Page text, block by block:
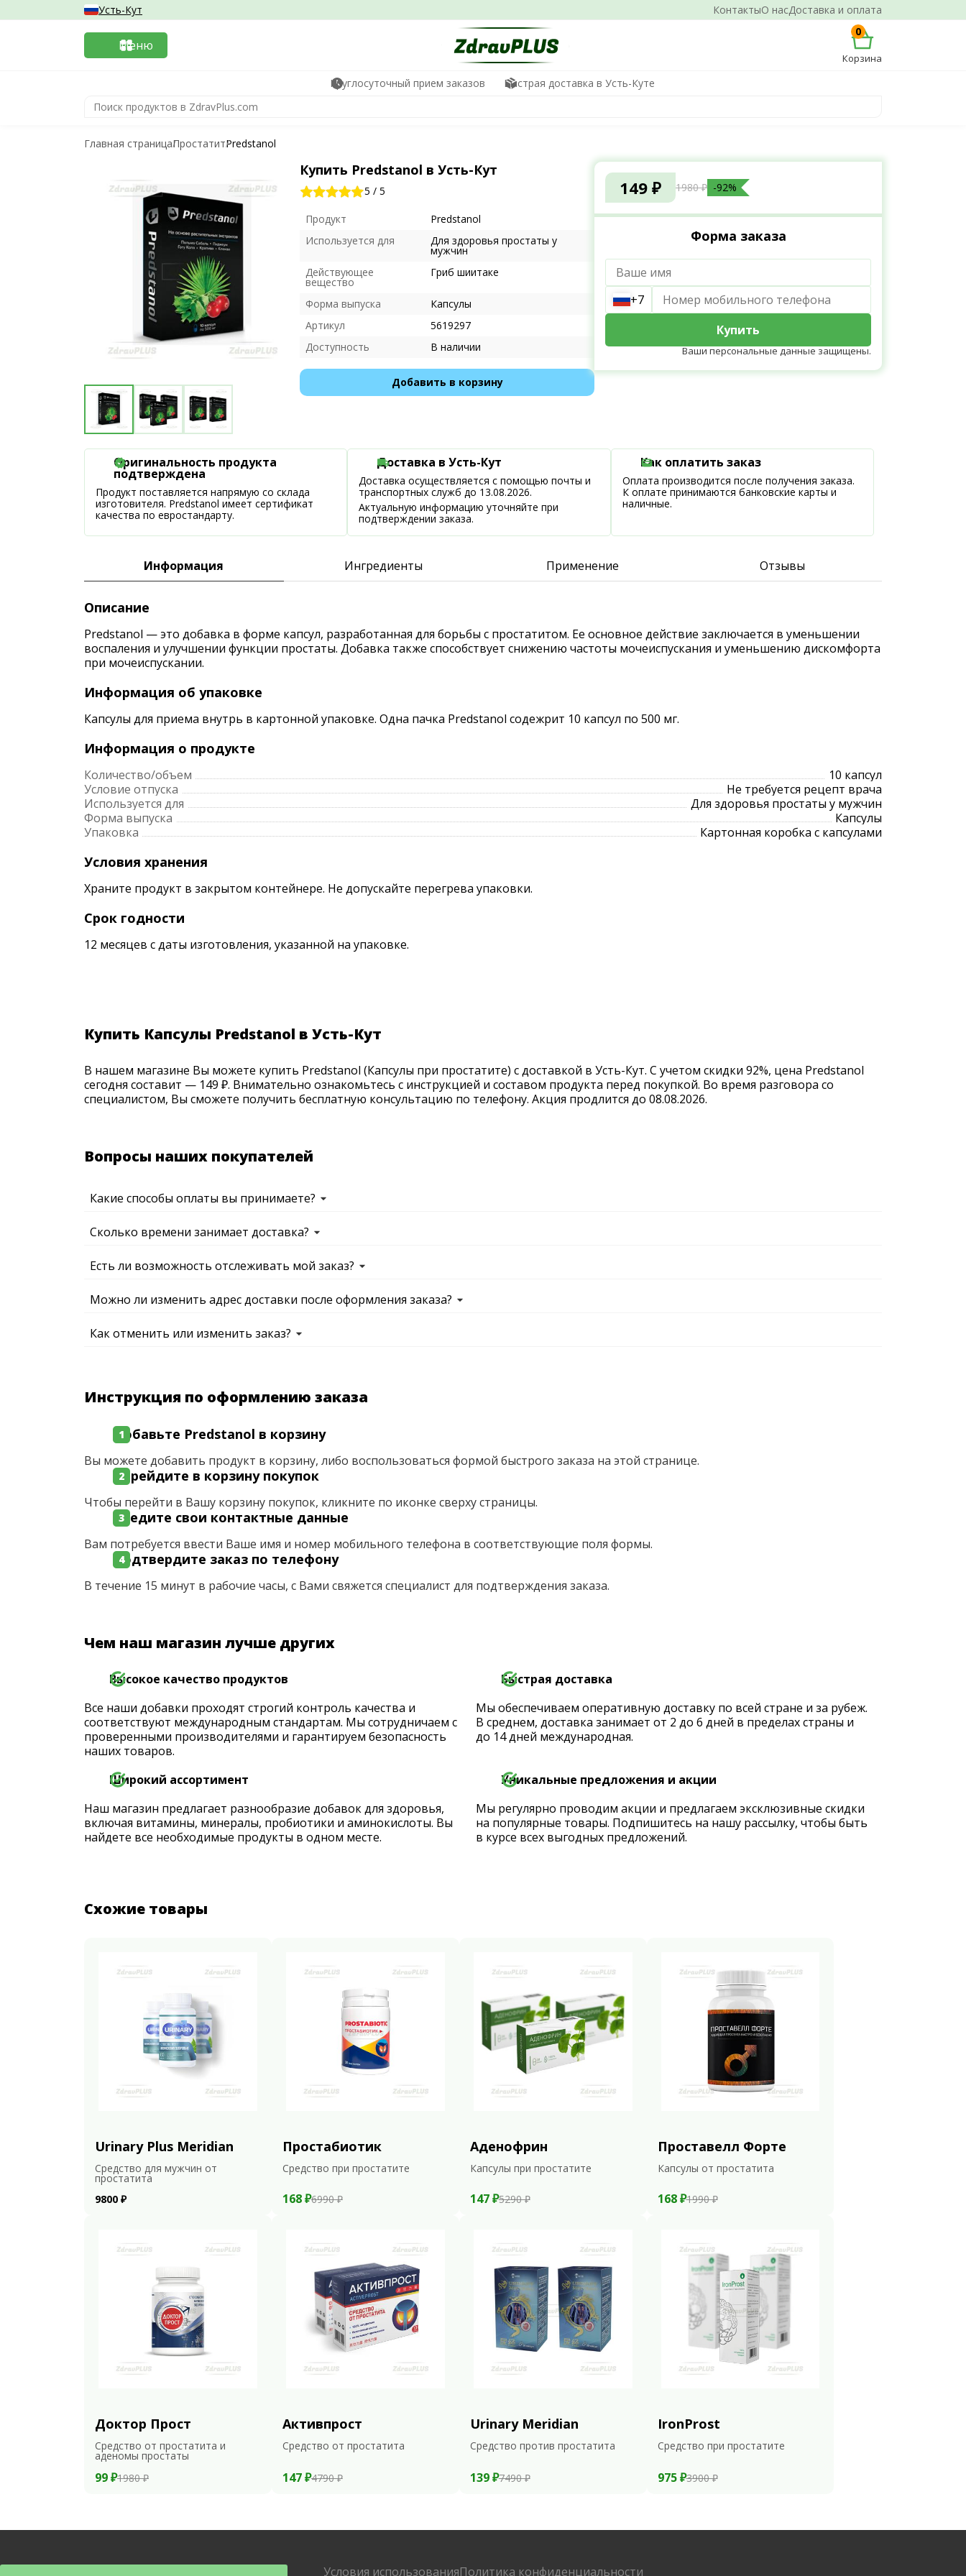
КонтактыО насДоставка и оплата
Усть-Кут
Меню
0
Корзина
Круглосуточный прием заказов Быстрая доставка в Усть-Куте
Главная страницаПростатитPredstanol
Купить Predstanol в Усть-Кут
5 / 5
Продукт
Predstanol
Используется для
Для здоровья простаты у
мужчин
Действующее
вещество
Гриб шиитаке
Форма выпуска
Капсулы
Артикул
5619297
Доступность
В наличии
Добавить в корзину
149 ₽ 1980 ₽ -92%
Форма заказа
+7
Купить
Ваши персональные данные защищены.
Оригинальность продукта
подтверждена
Продукт поставляется напрямую со склада
изготовителя. Predstanol имеет сертификат
качества по евростандарту.
Доставка в Усть-Кут
Доставка осуществляется с помощью почты и
транспортных служб до 13.08.2026.
Актуальную информацию уточняйте при
подтверждении заказа.
Как оплатить заказ
Оплата производится после получения заказа.
К оплате принимаются банковские карты и
наличные.
Информация Ингредиенты Применение Отзывы
Описание
Predstanol — это добавка в форме капсул, разработанная для борьбы с простатитом. Ее основное действие заключается в уменьшении
воспаления и улучшении функции простаты. Добавка также способствует снижению частоты мочеиспускания и уменьшению дискомфорта
при мочеиспускании.
Информация об упаковке
Капсулы для приема внутрь в картонной упаковке. Одна пачка Predstanol содежрит 10 капсул по 500 мг.
Информация о продукте
Количество/объем
10 капсул
Условие отпуска
Не требуется рецепт врача
Используется для
Для здоровья простаты у мужчин
Форма выпуска
Капсулы
Упаковка
Картонная коробка с капсулами
Условия хранения
Храните продукт в закрытом контейнере. Не допускайте перегрева упаковки.
Срок годности
12 месяцев с даты изготовления, указанной на упаковке.
Купить Капсулы Predstanol в Усть-Кут
В нашем магазине Вы можете купить Predstanol (Капсулы при простатите) с доставкой в Усть-Кут. С учетом скидки 92%, цена Predstanol
сегодня составит — 149 ₽. Внимательно ознакомьтесь с инструкцией и составом продукта перед покупкой. Во время разговора со
специалистом, Вы сможете получить бесплатную консультацию по телефону. Акция продлится до 08.08.2026.
Вопросы наших покупателей
Какие способы оплаты вы принимаете?
Сколько времени занимает доставка?
Есть ли возможность отслеживать мой заказ?
Можно ли изменить адрес доставки после оформления заказа?
Как отменить или изменить заказ?
Инструкция по оформлению заказа
Добавьте Predstanol в корзину
Вы можете добавить продукт в корзину, либо воспользоваться формой быстрого заказа на этой странице.
Перейдите в корзину покупок
Чтобы перейти в Вашу корзину покупок, кликните по иконке сверху страницы.
Введите свои контактные данные
Вам потребуется ввести Ваше имя и номер мобильного телефона в соответствующие поля формы.
Подтвердите заказ по телефону
В течение 15 минут в рабочие часы, с Вами свяжется специалист для подтверждения заказа.
Чем наш магазин лучше других
Высокое качество продуктов
Все наши добавки проходят строгий контроль качества и
соответствуют международным стандартам. Мы сотрудничаем с
проверенными производителями и гарантируем безопасность
наших товаров.
Быстрая доставка
Мы обеспечиваем оперативную доставку по всей стране и за рубеж.
В среднем, доставка занимает от 2 до 6 дней в пределах страны и
до 14 дней международная.
Широкий ассортимент
Наш магазин предлагает разнообразие добавок для здоровья,
включая витамины, минералы, пробиотики и аминокислоты. Вы
найдете все необходимые продукты в одном месте.
Уникальные предложения и акции
Мы регулярно проводим акции и предлагаем эксклюзивные скидки
на популярные товары. Подпишитесь на нашу рассылку, чтобы быть
в курсе всех выгодных предложений.
Схожие товары
Urinary Plus Meridian
Средство для мужчин от
простатита
9800 ₽
Простабиотик
Средство при простатите
168 ₽6990 ₽
Аденофрин
Капсулы при простатите
147 ₽5290 ₽
Проставелл Форте
Капсулы от простатита
168 ₽1990 ₽
Доктор Прост
Средство от простатита и
аденомы простаты
99 ₽1980 ₽
Активпрост
Средство от простатита
147 ₽4790 ₽
Urinary Meridian
Средство против простатита
139 ₽7490 ₽
IronProst
Средство при простатите
975 ₽3900 ₽
Условия использованияПолитика конфиденциальности